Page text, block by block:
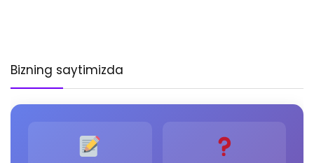
Bizning saytimizda